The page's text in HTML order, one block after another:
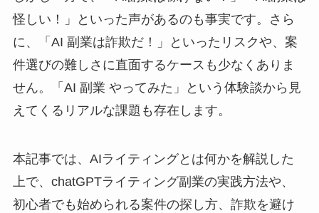
怪しい！」といった声があるのも事実です。さら
に、「AI 副業は詐欺だ！」といったリスクや、案
件選びの難しさに直面するケースも少なくありま
せん。「AI 副業 やってみた」という体験談から見
えてくるリアルな課題も存在します。
本記事では、AIライティングとは何かを解説した
上で、chatGPTライティング副業の実践方法や、
初心者でも始められる案件の探し方、詐欺を避け